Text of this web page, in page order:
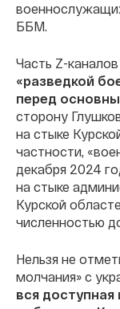
ББМ.
Часть Z-
«разведкой
перед
сторону
на стыке
частности,
декабря 2024
на стыке
Курской
численностью
Нельзя не
молчания» с
вся